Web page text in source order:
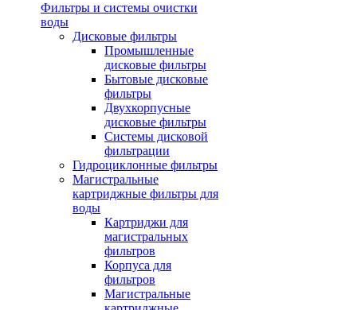
Фильтры и системы очистки
воды
Дисковые фильтры
Промышленные
дисковые фильтры
Бытовые дисковые
фильтры
Двухкорпусные
дисковые фильтры
Системы дисковой
фильтрации
Гидроциклонные фильтры
Магистральные
картриджные фильтры для
воды
Картриджи для
магистральных
фильтров
Корпуса для
фильтров
Магистральные